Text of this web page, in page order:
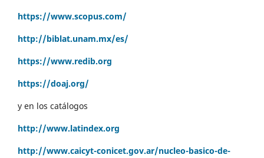
https://www.scopus.com/
http://biblat.unam.mx/es/
https://www.redib.org
https://doaj.org/
y en los catálogos
http://www.latindex.org
http://www.caicyt-conicet.gov.ar/nucleo-basico-de-